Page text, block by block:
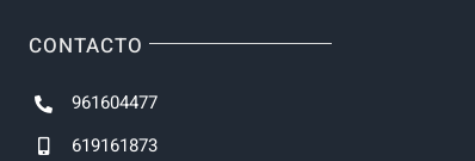
CONTACTO
961604477
619161873